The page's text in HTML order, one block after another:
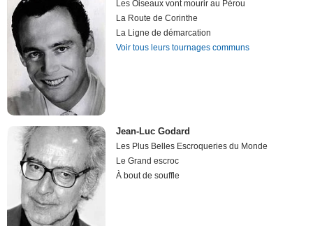
Les Oiseaux vont mourir au Pérou
La Route de Corinthe
La Ligne de démarcation
Voir tous leurs tournages communs
Jean-Luc Godard
Les Plus Belles Escroqueries du Monde
Le Grand escroc
À bout de souffle